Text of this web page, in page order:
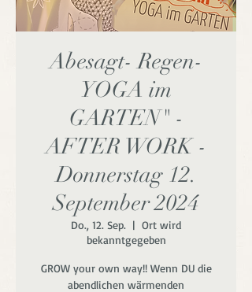
Abesagt- Regen-
YOGA im
GARTEN" -
AFTER WORK -
Donnerstag 12.
September 2024
Do., 12. Sep.
  |
Ort wird
bekanntgegeben
GROW your own way!! Wenn DU die
abendlichen wärmenden